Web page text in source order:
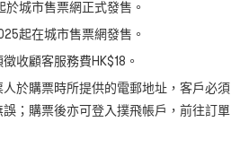
城市售票網正式發售。
起在城市售票網發售。
收顧客服務費HK$18。
於購票時所提供的電郵地址，客戶必須
；購票後亦可登入撲飛帳戶，前往訂單